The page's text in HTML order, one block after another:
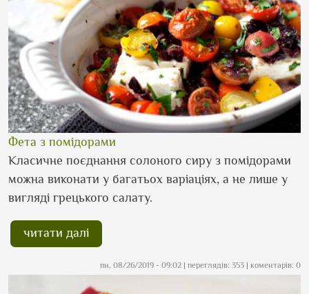
Фета з помідорами
Класичне поєднання солоного сиру з помідорами
можна виконати у багатьох варіаціях, а не лише у
вигляді грецького салату.
читати далі
пн, 08/26/2019 - 09:02 | переглядів: 353 | коментарів: 0